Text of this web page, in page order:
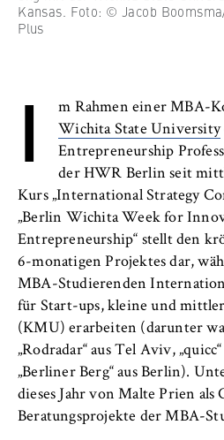
i
r
l
i
n
S
c
h
o
o
l
o
f
E
c
o
Neuigkeiten
Personen und Kontakte
Formulare
FB 2 Duales Studium
FB 3 Allgemeine
FB 4 Rechtspflege
FB 5 Polizei und
Sicherheitsmanagement
Berlin Professional
Kansas. Foto: © Jacob
Plus
I
m Rahmen einer MBA-
Wichita State University
Entrepreneurship
der HWR Berlin seit
Kurs „International Strategy
„Berlin Wichita Week for
Entrepreneurship“ stellt den
6-monatigen Projektes dar,
MBA-Studierenden
für Start-ups, kleine und
(KMU) erarbeiten (darunter
„Rodradar“ aus Tel Aviv,
„Berliner Berg“ aus Berlin).
dieses Jahr von Malte Prien als
Beratungsprojekte der MBA-
Speichert den
Benutzers für Cookies auf
Domäne. Dadurch wird
Cookie-Banner bei
der Website wiederholt
Cookie Laufzeit:
1 Jahr
TYPO3 Frontend Nutzer
Name:
fe_typo_user
Anbieter:
Betreiber dieser Website